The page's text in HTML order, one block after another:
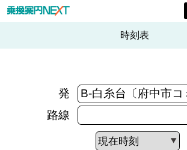
時刻表
発
路線